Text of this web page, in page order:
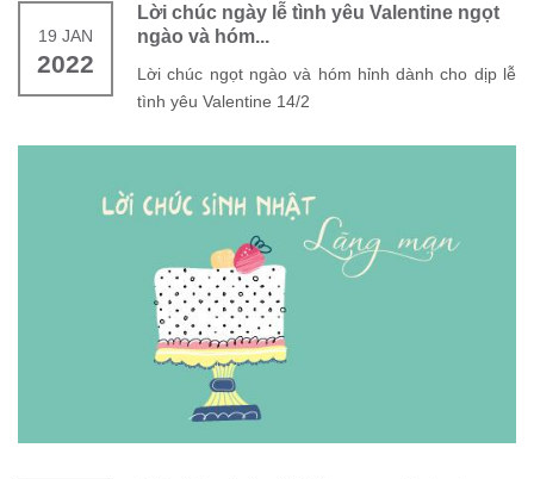
19 JAN
2022
Lời chúc ngày lễ tình yêu Valentine ngọt
ngào và hóm...
Lời chúc ngọt ngào và hóm hỉnh dành cho dịp lễ
tình yêu Valentine 14/2